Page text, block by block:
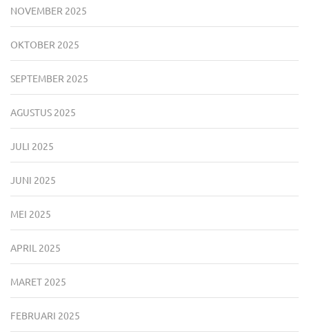
NOVEMBER 2025
OKTOBER 2025
SEPTEMBER 2025
AGUSTUS 2025
JULI 2025
JUNI 2025
MEI 2025
APRIL 2025
MARET 2025
FEBRUARI 2025